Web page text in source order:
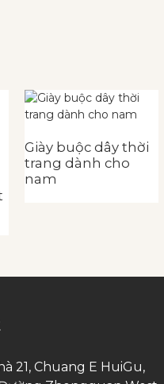
Giày buộc dây thời
trang dành cho
nam
21, Chuang E HuiGu,